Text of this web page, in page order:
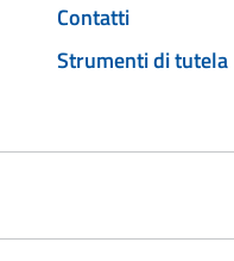
Contatti
Strumenti di tutela